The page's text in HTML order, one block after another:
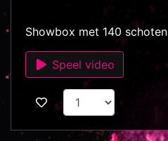
Showbox met 140 schoten
Speel video